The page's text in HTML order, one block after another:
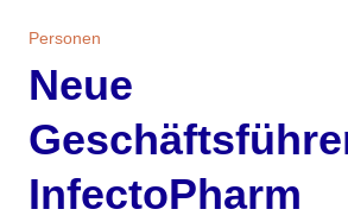
Branche
Studien
Digital Health
Aktuelle Ausgabe
Ausgabenarchiv
Abonnement
Kontakt
Team
Werben
Personen
Neue
InfectoPharm